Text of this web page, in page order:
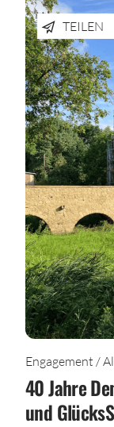
TEILEN
Engagement /
40 Jahre
und